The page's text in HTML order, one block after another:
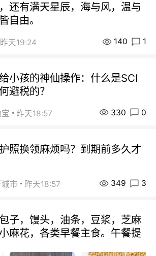
还有满天星辰，海与风，温与
自由。
昨天19:24 140 1
小孩的神仙操作：什么是SCI
避税的？
昨天18:57 330 0
照换领麻烦吗？到期前多久才
市 昨天18:57 349 3
子，馒头，油条，豆浆，芝麻
麻花，各类早餐主食。午餐提